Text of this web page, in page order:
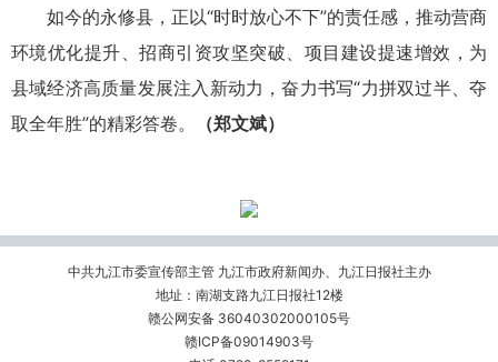
如今的永修县，正以“时时放心不下”的责任感，推动营商
环境优化提升、招商引资攻坚突破、项目建设提速增效，为
县域经济高质量发展注入新动力，奋力书写“力拼双过半、夺
取全年胜”的精彩答卷。
（郑文斌）
中共九江市委宣传部主管 九江市政府新闻办、九江日报社主办
地址：南湖支路九江日报社12楼
赣公网安备 36040302000105号
赣ICP备09014903号